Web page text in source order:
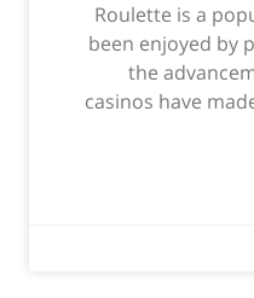
Roulette is a
been enjoyed by
the
casinos have